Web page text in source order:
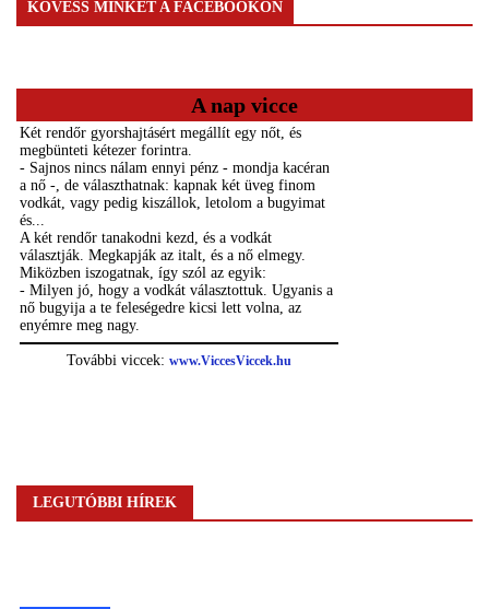
KÖVESS MINKET A FACEBOOKON
A nap vicce
LEGUTÓBBI HÍREK